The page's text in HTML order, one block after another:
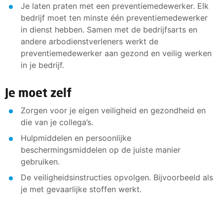
Je laten praten met een preventiemedewerker. Elk
bedrijf moet ten minste één preventiemedewerker
in dienst hebben. Samen met de bedrijfsarts en
andere arbodienstverleners werkt de
preventiemedewerker aan gezond en veilig werken
in je bedrijf.
Je moet zelf
Zorgen voor je eigen veiligheid en gezondheid en
die van je collega’s.
Hulpmiddelen en persoonlijke
beschermingsmiddelen op de juiste manier
gebruiken.
De veiligheidsinstructies opvolgen. Bijvoorbeeld als
je met gevaarlijke stoffen werkt.